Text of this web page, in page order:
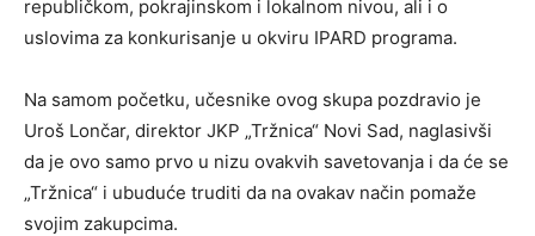
republičkom, pokrajinskom i lokalnom nivou, ali i o
uslovima za konkurisanje u okviru IPARD programa.
Na samom početku, učesnike ovog skupa pozdravio je
Uroš Lončar, direktor JKP „Tržnica“ Novi Sad, naglasivši
da je ovo samo prvo u nizu ovakvih savetovanja i da će se
„Tržnica“ i ubuduće truditi da na ovakav način pomaže
svojim zakupcima.